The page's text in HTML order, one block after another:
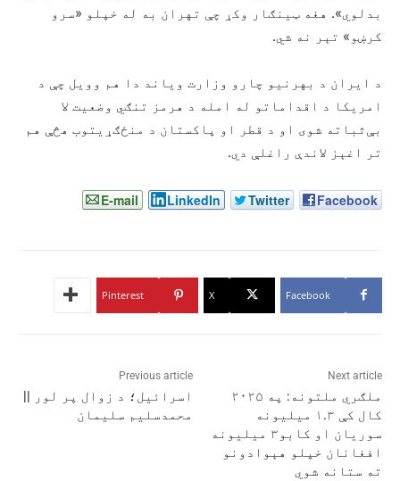
بدلوي». هغه ټینګار وکړ چې تهران به له خپلو «سرو
کرښو» تېر نه شي.
د ایران د بهرنیو چارو وزارت ویاند دا هم وویل چې د
امریکا د اقداماتو له امله د هرمز تنګي وضعیت لا
بې‌ثباته شوی او د قطر او پاکستان د منځګړیتوب هڅې هم
تر اغېز لاندې راغلې دي.
Facebook
Twitter
LinkedIn
E-mail
Facebook
X
Pinterest
Previous article
اسرائیل؛ د زوال پر لور ||
محمدسلیم سليمان
Next article
ملګري ملتونه: په ۲۰۲۵
کال کې ۱.۳ میلیونه
سوریان او کابو۳ میلیونه
افغانان خپلو هېوادونو
ته ستانه شوي